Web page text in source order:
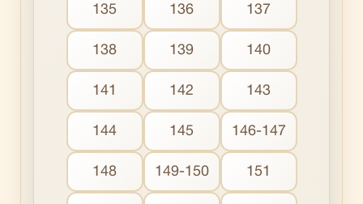
135 136 137
138 139 140
141 142 143
144 145 146-147
148 149-150 151